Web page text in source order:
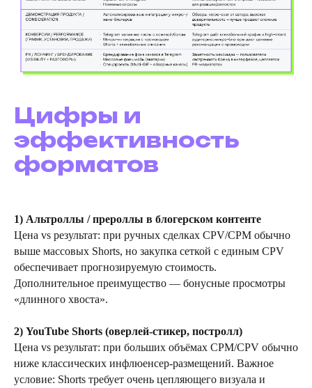
Цифры и
эффективность
форматов
1) Альтроллы / прероллы в блогерском контенте
Цена vs результат: при ручных сделках CPV/CPM обычно
выше массовых Shorts, но закупка сеткой с единым CPV
обеспечивает прогнозируемую стоимость.
Дополнительное преимущество — бонусные просмотры
«длинного хвоста».
2) YouTube Shorts (оверлей-стикер, постролл)
Цена vs результат: при больших объёмах CPM/CPV обычно
ниже классических инфлюенсер-размещений. Важное
условие: Shorts требует очень цепляющего визуала и
АндрейМайданник
КОММЕРЧЕСКИЙ ДИРЕКТОР
Я согласен с условиями
персональных данныхи даюсогласие
на обработку моих персональных данных
Я согласен получатьинформационную рассылку
Обсудить проект